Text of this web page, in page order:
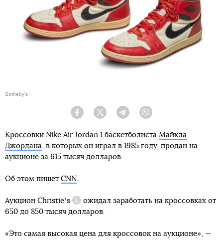
Sotheby's
Facebook Twitter Telegram
Кроссовки Nike Air Jordan 1 баскетболиста Майкла
Джордана , в которых он играл в 1985 году, продан на
аукционе за 615 тысяч долларов.
Об этом пишет CNN
Аукцион Christieʼs
Справка
ожидал заработать на кроссовках от
650 до 850 тысяч долларов.
«Это самая высокая цена для кроссовок на аукционе», —